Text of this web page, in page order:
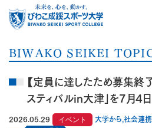
BIWAKO SEIKEI
【定員に達したため募集終
スティバルin大津」を7月4日
2026.05.29 イベント 大学から,社会連